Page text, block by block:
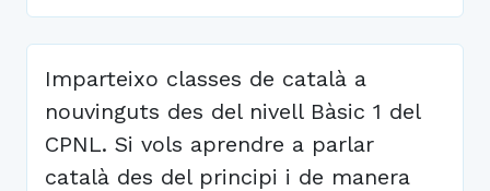
Imparteixo classes de català a
nouvinguts des del nivell Bàsic 1 del
CPNL. Si vols aprendre a parlar
català des del principi i de manera